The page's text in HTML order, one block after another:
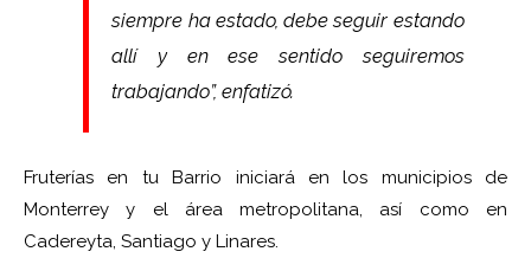
siempre ha estado, debe seguir estando
allí y en ese sentido seguiremos
trabajando”, enfatizó.
Fruterías en tu Barrio iniciará en los municipios de
Monterrey y el área metropolitana, así como en
Cadereyta, Santiago y Linares.